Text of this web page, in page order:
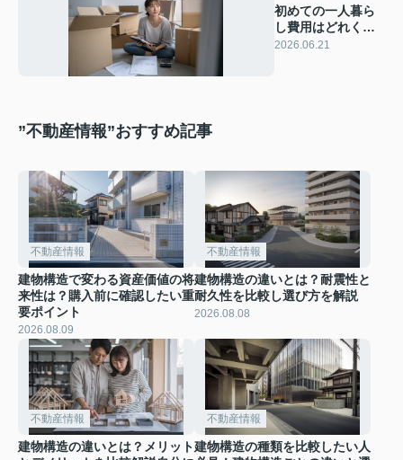
初めての一人暮ら
し費用はどれくら
い？初期費用の目
2026.06.21
”不動産情報”おすすめ記事
不動産情報
建物構造で変わる資産価値の将
来性は？購入前に確認したい重
要ポイント
2026.08.09
不動産情報
建物構造の違いとは？耐震性と
耐久性を比較し選び方を解説
2026.08.08
不動産情報
建物構造の違いとは？メリット
不動産情報
建物構造の種類を比較したい人